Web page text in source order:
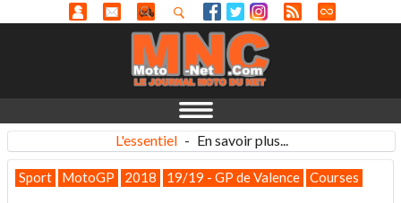
L'essentiel - En savoir plus...
Sport MotoGP 2018 19/19 - GP de Valence Courses